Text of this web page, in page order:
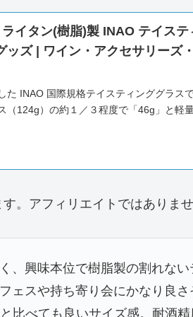
イタン(樹脂)製 INAO テイステ
ッズ | ワイン・アクセサリーズ
た INAO 国際規格テイスティンググラス
（124g）の約１／３程度で「46g」と軽量
。アフィリエイトではありませ
、興味本位で樹脂製の割れない
ェスや持ち寄り会にかなり良さ
比べても良いサイズ感。耐酒